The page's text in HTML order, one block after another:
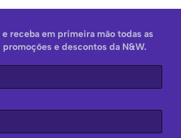
receba em primeira mão todas as
e descontos da N&W.